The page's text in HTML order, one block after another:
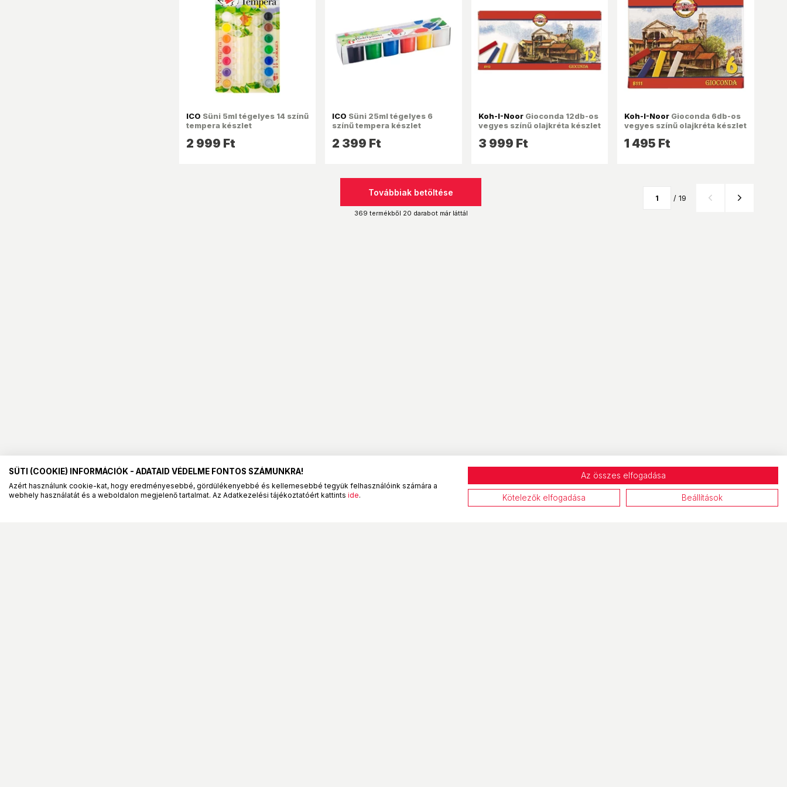
ICO Süni 5ml tégelyes 14 színű
tempera készlet
2 999 Ft
ICO Süni 25ml tégelyes 6
színű tempera készlet
2 399 Ft
Koh-I-NoorGioconda 12db-os
vegyes színű olajkréta készlet
3 999 Ft
Koh-I-Noor Gioconda 6db-os
vegyes színű olajkréta készlet
1 495 Ft
Továbbiak betöltése
369 termékből 20 darabot már láttál
/ 19
SÜTI (COOKIE) INFORMÁCIÓK - ADATAID VÉDELME FONTOS SZÁMUNKRA!
Azért használunk cookie-kat, hogy eredményesebbé, gördülékenyebbé és kellemesebbé tegyük felhasználóink számára a
webhely használatát és a weboldalon megjelenő tartalmat. Az Adatkezelési tájékoztatóért kattints ide.
Az összes elfogadása
Kötelezők elfogadása Beállítások